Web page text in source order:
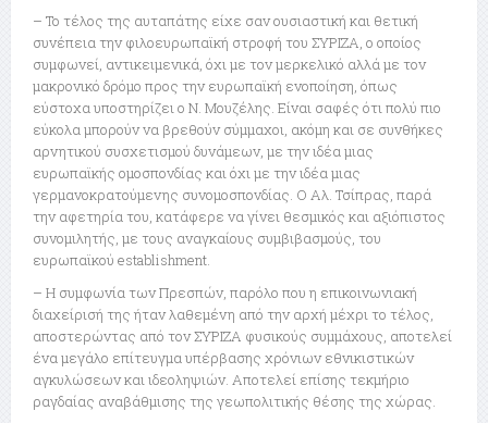
– Το τέλος της αυταπάτης είχε σαν ουσιαστική και θετική
συνέπεια την φιλοευρωπαϊκή στροφή του ΣΥΡΙΖΑ, ο οποίος
συμφωνεί, αντικειμενικά, όχι με τον μερκελικό αλλά με τον
μακρονικό δρόμο προς την ευρωπαϊκή ενοποίηση, όπως
εύστοχα υποστηρίζει ο Ν. Μουζέλης. Είναι σαφές ότι πολύ πιο
εύκολα μπορούν να βρεθούν σύμμαχοι, ακόμη και σε συνθήκες
αρνητικού συσχετισμού δυνάμεων, με την ιδέα μιας
ευρωπαϊκής ομοσπονδίας και όχι με την ιδέα μιας
γερμανοκρατούμενης συνομοσπονδίας. Ο Αλ. Τσίπρας, παρά
την αφετηρία του, κατάφερε να γίνει θεσμικός και αξιόπιστος
συνομιλητής, με τους αναγκαίους συμβιβασμούς, του
ευρωπαϊκού establishment.
– Η συμφωνία των Πρεσπών, παρόλο που η επικοινωνιακή
διαχείρισή της ήταν λαθεμένη από την αρχή μέχρι το τέλος,
αποστερώντας από τον ΣΥΡΙΖΑ φυσικούς συμμάχους, αποτελεί
ένα μεγάλο επίτευγμα υπέρβασης χρόνιων εθνικιστικών
αγκυλώσεων και ιδεοληψιών. Αποτελεί επίσης τεκμήριο
ραγδαίας αναβάθμισης της γεωπολιτικής θέσης της χώρας.